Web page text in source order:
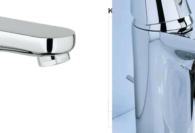
Kategorije:
Baterije ,
Dostupno uz
Podijeli: